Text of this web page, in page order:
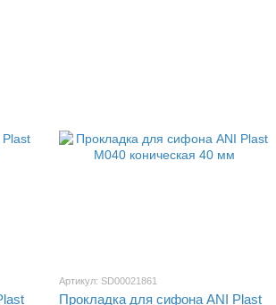
Артикул: SD00021861
Прокладка для сифона ANI Plast